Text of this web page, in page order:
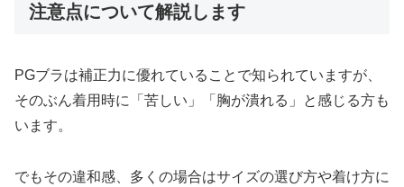
注意点について解説します
PGブラは補正力に優れていることで知られていますが、
そのぶん着用時に「苦しい」「胸が潰れる」と感じる方も
います。
でもその違和感、多くの場合はサイズの選び方や着け方に